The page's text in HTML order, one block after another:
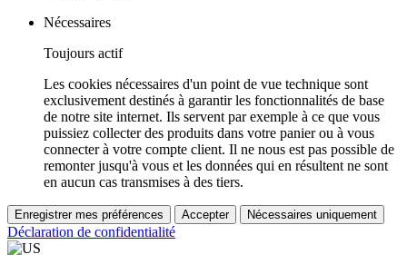
Nécessaires
Toujours actif
Les cookies nécessaires d'un point de vue technique sont
exclusivement destinés à garantir les fonctionnalités de base
de notre site internet. Ils servent par exemple à ce que vous
puissiez collecter des produits dans votre panier ou à vous
connecter à votre compte client. Il ne nous est pas possible de
remonter jusqu'à vous et les données qui en résultent ne sont
en aucun cas transmises à des tiers.
Enregistrer mes préférences Accepter Nécessaires uniquement
Déclaration de confidentialité